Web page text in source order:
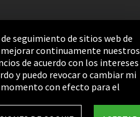
seguimiento de sitios web de
continuamente nuestros
de acuerdo con los intereses
y puedo revocar o cambiar mi
con efecto para el